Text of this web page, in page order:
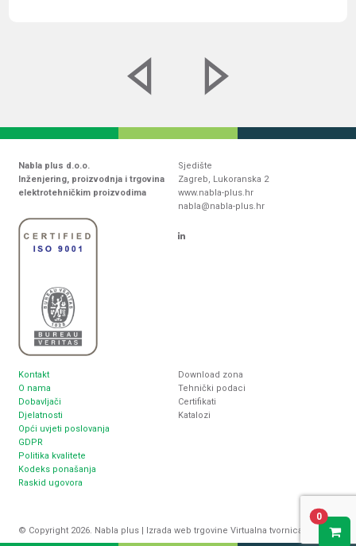
Nabla plus d.o.o.
Inženjering, proizvodnja i trgovina
elektrotehničkim proizvodima
Sjedište
Zagreb, Lukoranska 2
www.nabla-plus.hr
nabla@nabla-plus.hr
Kontakt
O nama
Dobavljači
Djelatnosti
Opći uvjeti poslovanja
GDPR
Politika kvalitete
Kodeks ponašanja
Raskid ugovora
Download zona
Tehnički podaci
Certifikati
Katalozi
© Copyright 2026. Nabla plus | Izrada web trgovine Virtualna tvornica
0